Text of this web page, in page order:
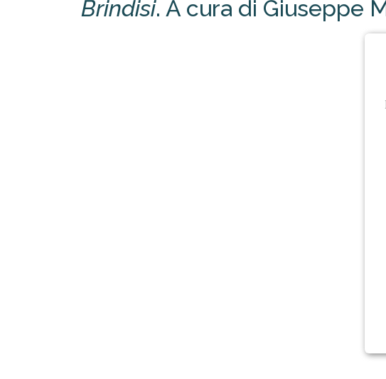
Brindisi. A cura di Giuseppe